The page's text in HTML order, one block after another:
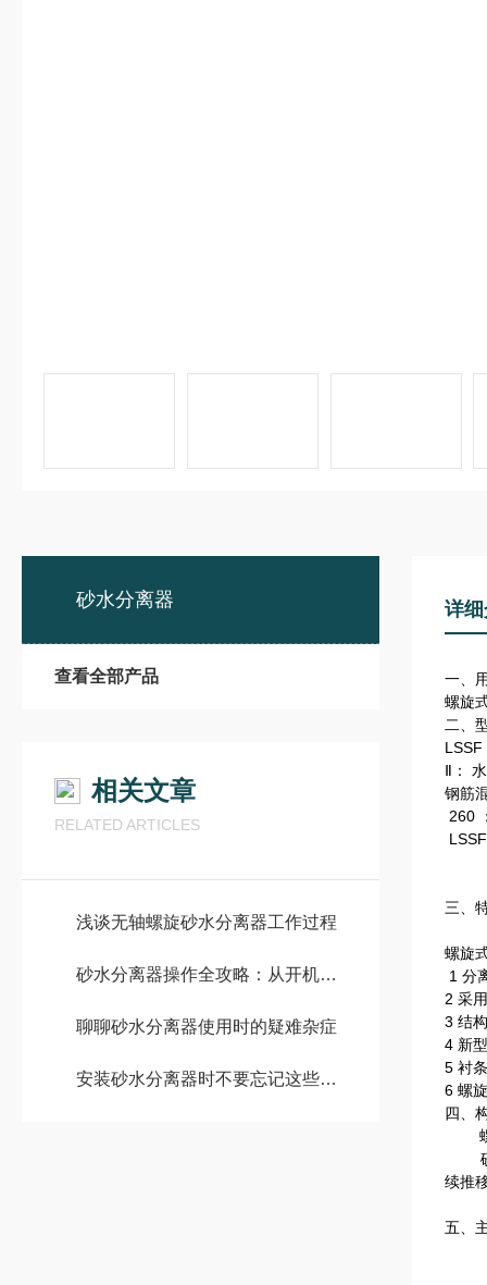
砂水分离器
查看全部产品
相关文章
RELATED ARTICLES
浅谈无轴螺旋砂水分离器工作过程
砂水分离器操作全攻略：从开机到关机的详细步骤
聊聊砂水分离器使用时的疑难杂症
安装砂水分离器时不要忘记这些要点！
详
一、
螺旋
二、
Ⅱ：
钢筋
260
三、
螺旋
1 分
2 采
3 结
4 新
5 衬
6 螺
四、
螺
砂
续推
五、